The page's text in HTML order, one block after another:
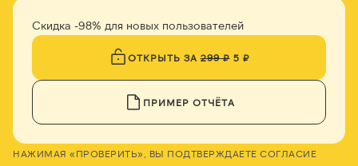
Скидка -98% для новых пользователей
ОТКРЫТЬ ЗА299 ₽5 ₽
ПРИМЕР ОТЧЁТА
НАЖИМАЯ «ПРОВЕРИТЬ», ВЫ ПОДТВЕРЖДАЕТЕ СОГЛАСИЕ